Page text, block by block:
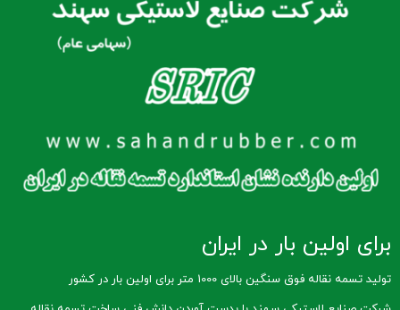
برای اولین بار در ایران
تولید تسمه نقاله فوق سنگین بالای 1000 متر برای اولین بار در کشور